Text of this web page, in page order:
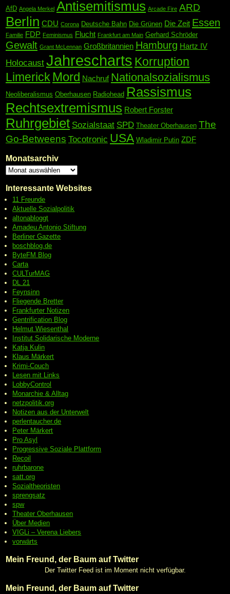
AfD Angela Merkel Antisemitismus Arcade Fire ARD
Berlin CDU Corona Deutsche Bahn Die Grünen Die Zeit Essen
Familie FDP Feminismus Flucht Frankfurt am Main Gerhard Schröder
Gewalt Grant McLennan Großbritannien Hamburg Hartz IV
Holocaust Jahrescharts Korruption
Limerick Mord Nachruf Nationalsozialismus
Neoliberalismus Oberhausen Radiohead Rassismus
Rechtsextremismus Robert Forster
Ruhrgebiet Sozialstaat SPD Theater Oberhausen The
Go-Betweens Tocotronic USA Wladimir Putin ZDF
Monatsarchiv
Interessante Websites
11 Freunde
Aktuelle Sozialpolitik
altonabloggt
Amadeu Antonio Stiftung
Berliner Gazette
boschblog.de
ByteFM Blog
Carta
CULTurMAG
DL 21
Feynsinn
Fliegende Bretter
Frankfurter Notizen
Gentrification Blog
Helmut Wiesenthal
Institut Solidarische Moderne
Katja Kulin
Klaus Märkert
Krimi-Couch
Lesen mit Links
LobbyControl
Monarchie & Alltag
netzpolitik.org
Notizen aus der Unterwelt
perlentaucher.de
Peter Märkert
Pro Asyl
ProgressiveSoziale Plattform
Recoil
ruhrbarone
satt.org
Sozialtheoristen
sprengsatz
spw
Theater Oberhausen
Über Medien
VIGLi – Verena Liebers
vorwärts
Mein Freund, der Baum auf Twitter
Der Twitter Feed ist im Moment nicht verfügbar.
Mein Freund, der Baum auf Twitter